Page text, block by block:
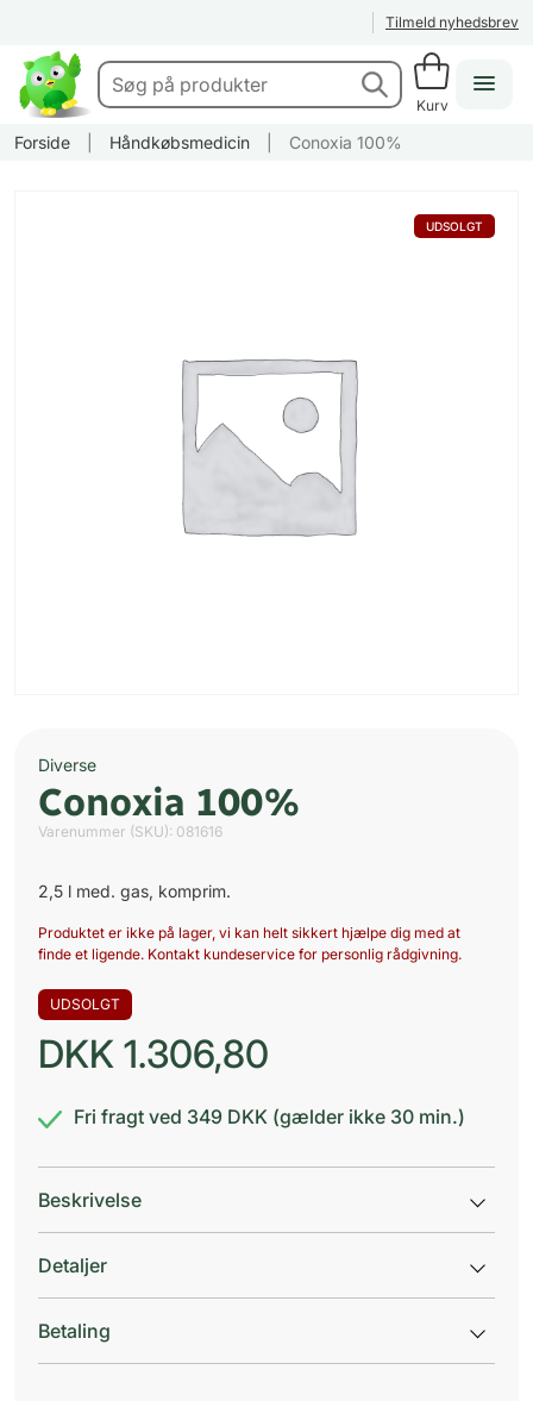
Tilmeld nyhedsbrev
Kurv
Forside Håndkøbsmedicin Conoxia 100%
UDSOLGT
Diverse
Conoxia 100%
Varenummer (SKU): 081616
2,5 l med. gas, komprim.
Produktet er ikke på lager, vi kan helt sikkert hjælpe dig med at
finde et ligende. Kontakt kundeservice for personlig rådgivning.
UDSOLGT
DKK 1.306,80
Fri fragt ved 349 DKK (gælder ikke 30 min.)
Beskrivelse
Detaljer
Betaling